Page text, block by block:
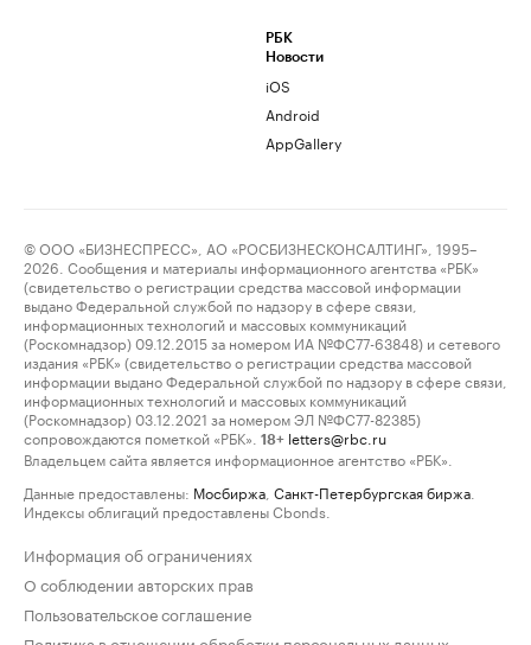
РБК
Новости
iOS
Android
AppGallery
© ООО «БИЗНЕСПРЕСС», АО «РОСБИЗНЕСКОНСАЛТИНГ», 1995–
2026. Сообщения и материалы информационного агентства «РБК»
(свидетельство о регистрации средства массовой информации
выдано Федеральной службой по надзору в сфере связи,
информационных технологий и массовых коммуникаций
(Роскомнадзор) 09.12.2015 за номером ИА №ФС77-63848) и сетевого
издания «РБК» (свидетельство о регистрации средства массовой
информации выдано Федеральной службой по надзору в сфере связи,
информационных технологий и массовых коммуникаций
(Роскомнадзор) 03.12.2021 за номером ЭЛ №ФС77-82385)
сопровождаются пометкой «РБК».
18+ letters@rbc.ru
Владельцем сайта является информационное агентство «РБК».
Данные предоставлены: Мосбиржа Санкт-Петербургская биржа
Индексы облигаций предоставлены Cbonds.
Информация об ограничениях
О соблюдении авторских прав
Пользовательское соглашение